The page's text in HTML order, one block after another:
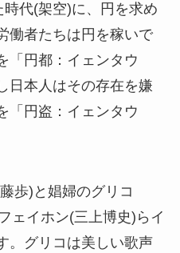
時代(架空)に、円を求め
働者たちは円を稼いで
「円都：イェンタウ
日本人はその存在を嫌
「円盗：イェンタウ
歩)と娼婦のグリコ
ェイホン(三上博史)らイ
。グリコは美しい歌声